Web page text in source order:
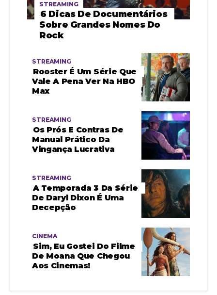
STREAMING
6 Dicas De Documentários
Sobre Grandes Nomes Do
Rock
STREAMING
Rooster É Um Série Que
Vale A Pena Ver Na HBO
Max
STREAMING
Os Prós E Contras De
Manual Prático Da
Vingança Lucrativa
STREAMING
A Temporada 3 Da Série
De Daryl Dixon É Uma
Decepção
CINEMA
Sim, Eu Gostei Do Filme
De Moana Que Chegou
Aos Cinemas!